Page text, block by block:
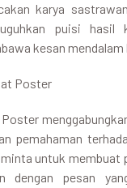
karya
puisi hasil
kesan
Poster
pemahaman
untuk membuat
dengan pesan